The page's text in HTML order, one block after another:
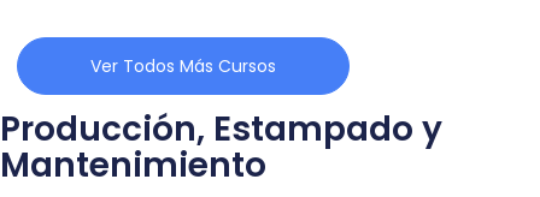
Ver Todos Más Cursos
Producción, Estampado y
Mantenimiento